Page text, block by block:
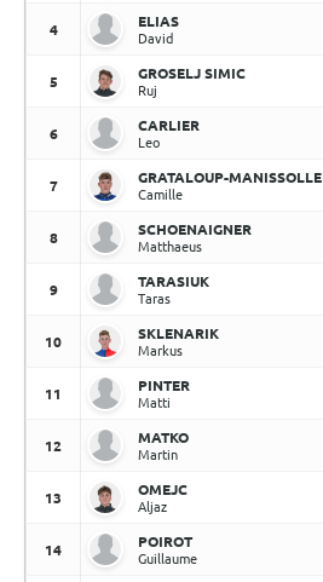
4
ELIAS
David
5
GROSELJ SIMIC
Ruj
6
CARLIER
Leo
7
GRATALOUP-MANISSOLLE
Camille
8
SCHOENAIGNER
Matthaeus
9
TARASIUK
Taras
10
SKLENARIK
Markus
11
PINTER
Matti
12
MATKO
Martin
13
OMEJC
Aljaz
14
POIROT
Guillaume